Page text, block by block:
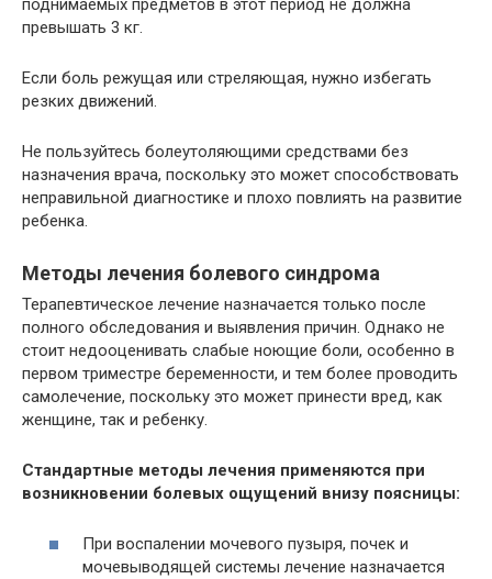
поднимаемых предметов в этот период не должна
превышать 3 кг.
Если боль режущая или стреляющая, нужно избегать
резких движений.
Не пользуйтесь болеутоляющими средствами без
назначения врача, поскольку это может способствовать
неправильной диагностике и плохо повлиять на развитие
ребенка.
Методы лечения болевого синдрома
Терапевтическое лечение назначается только после
полного обследования и выявления причин. Однако не
стоит недооценивать слабые ноющие боли, особенно в
первом триместре беременности, и тем более проводить
самолечение, поскольку это может принести вред, как
женщине, так и ребенку.
Стандартные методы лечения применяются при
возникновении болевых ощущений внизу поясницы:
При воспалении мочевого пузыря, почек и
мочевыводящей системы лечение назначается